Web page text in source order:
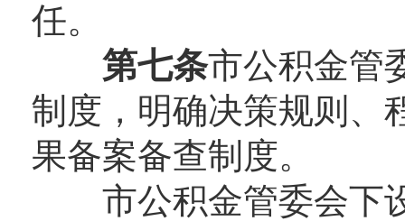
任。
第七条市公积金管
制度，明确决策规则、
果备案备查制度。
市公积金管委会下设